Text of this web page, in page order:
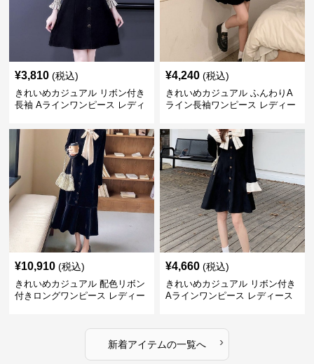
¥3,810 (税込)
きれいめカジュアル リボン付き
長袖 Aラインワンピース レディ
り替え 膝上丈 細見え フェミニ
ン おしゃれ
¥4,240 (税込)
きれいめカジュアル ふんわりA
ライン長袖ワンピース レディー
ト フェミニン 上品 おしゃれ
¥10,910 (税込)
きれいめカジュアル 配色リボン
付きロングワンピース レディー
¥4,660 (税込)
きれいめカジュアル リボン付き
Aラインワンピース レディース
ン
新着アイテムの一覧へ ›